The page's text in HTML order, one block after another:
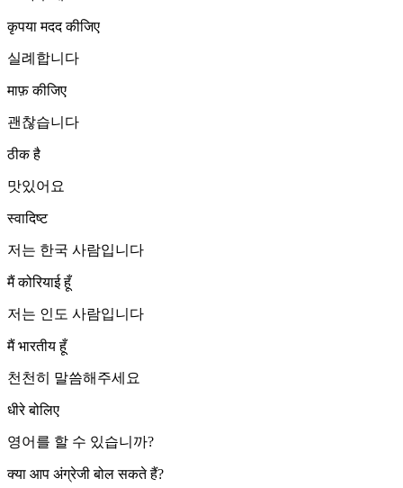
कृपया मदद कीजिए
실례합니다
माफ़ कीजिए
괜찮습니다
ठीक है
맛있어요
स्वादिष्ट
저는 한국 사람입니다
मैं कोरियाई हूँ
저는 인도 사람입니다
मैं भारतीय हूँ
천천히 말씀해주세요
धीरे बोलिए
영어를 할 수 있습니까?
क्या आप अंग्रेजी बोल सकते हैं?